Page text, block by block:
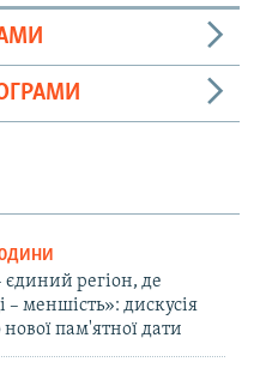
регіон, де
– меншість»: дискусія
пам'ятної дати